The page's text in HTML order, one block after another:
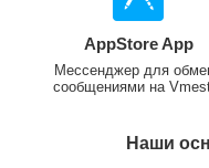
AppStore App
Мессенджер для
сообщениями на
Наши